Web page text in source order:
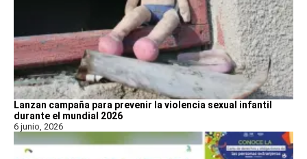
Lanzan campaña para prevenir la violencia sexual infantil
durante el mundial 2026
6 junio, 2026